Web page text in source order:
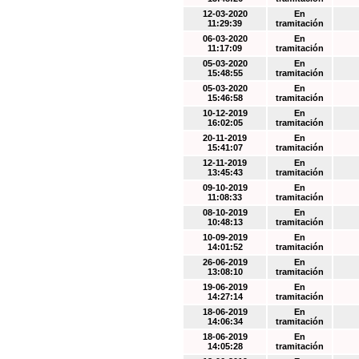
12-03-2020
11:29:39
En
tramitación
06-03-2020
11:17:09
En
tramitación
05-03-2020
15:48:55
En
tramitación
05-03-2020
15:46:58
En
tramitación
10-12-2019
16:02:05
En
tramitación
20-11-2019
15:41:07
En
tramitación
12-11-2019
13:45:43
En
tramitación
09-10-2019
11:08:33
En
tramitación
08-10-2019
10:48:13
En
tramitación
10-09-2019
14:01:52
En
tramitación
26-06-2019
13:08:10
En
tramitación
19-06-2019
14:27:14
En
tramitación
18-06-2019
14:06:34
En
tramitación
18-06-2019
14:05:28
En
tramitación